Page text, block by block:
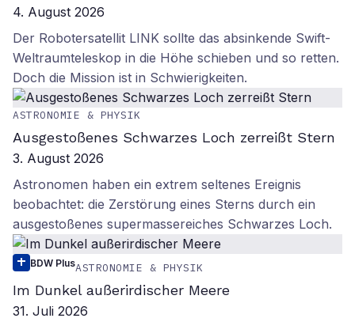
4. August 2026
Der Robotersatellit LINK sollte das absinkende Swift-
Weltraumteleskop in die Höhe schieben und so retten.
Doch die Mission ist in Schwierigkeiten.
ASTRONOMIE & PHYSIK
Ausgestoßenes Schwarzes Loch zerreißt Stern
3. August 2026
Astronomen haben ein extrem seltenes Ereignis
beobachtet: die Zerstörung eines Sterns durch ein
ausgestoßenes supermassereiches Schwarzes Loch.
BDW PlusASTRONOMIE & PHYSIK
Im Dunkel außerirdischer Meere
31. Juli 2026